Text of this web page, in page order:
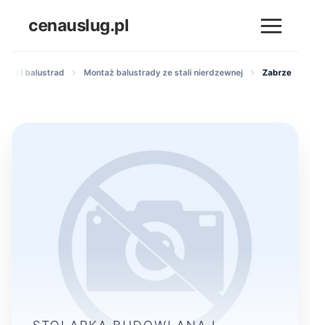
cenauslug.pl
i balustrad Montaż balustrady ze stali nierdzewnej Zabrze